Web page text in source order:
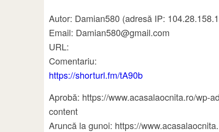
Autor: Damian580 (adresă IP:
Email: Damian580@gmail.com
URL:
Comentariu:
https://shorturl.fm/tA90b
Aprobă: https://www.acasalaocnita.ro/wp-
content
Aruncă la gunoi: https://